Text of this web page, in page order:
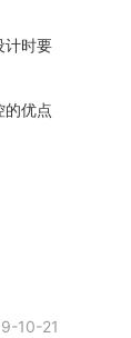
计时要
的优点
10-21